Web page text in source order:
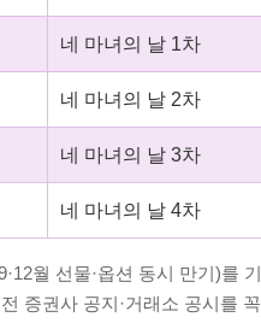
네 마녀의 날 1차
네 마녀의 날 2차
네 마녀의 날 3차
네 마녀의 날 4차
월 선물·옵션 동시 만기)를 기
증권사 공지·거래소 공시를 꼭